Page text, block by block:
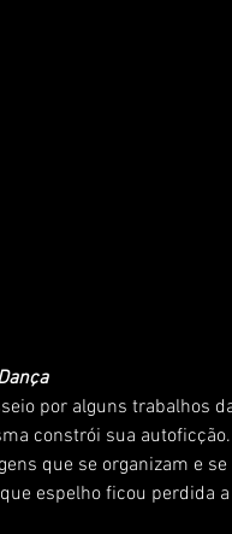
por alguns trabalhos
constrói sua
que se organizam e
espelho ficou perdida